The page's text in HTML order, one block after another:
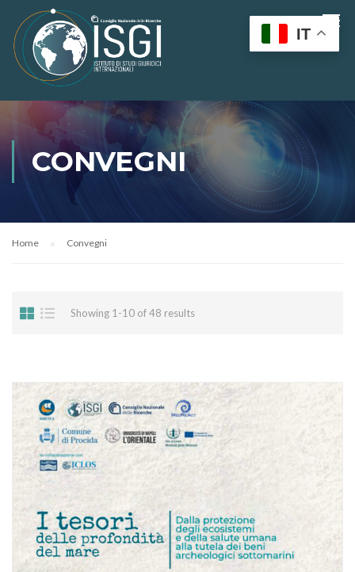
CONVEGNI
Home Convegni
Showing 1-10 of 48 results
IT